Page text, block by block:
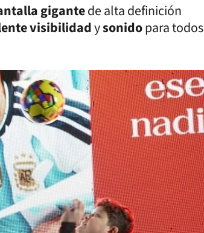
gigantede alta definición
visibilidadysonidopara todos